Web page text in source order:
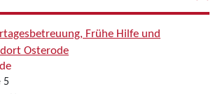
Frühe Hilfe und
Osterode
5